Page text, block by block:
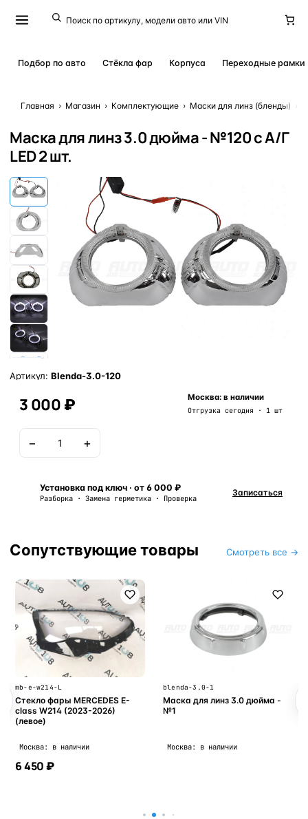
Подбор по авто Стёкла фар Корпуса Переходные рамки
Главная › Магазин › Комплектующие › Маски для линз (бленды) ›
Маска для линз 3.0 дюйма - №120 с А/Г
LED 2 шт.
Артикул: Blenda-3.0-120
3 000 ₽ Москва: в наличии
Отгрузка сегодня · 1 шт
− +
Установка под ключ · от 6 000 ₽
Разборка · Замена герметика · Проверка
Записаться
Сопутствующие товары Смотреть все →
mb-e-w214-L
Стекло фары MERCEDES E-
class W214 (2023-2026)
(левое)
Москва: в наличии
6 450 ₽
blenda-3.0-1
Маска для линз 3.0 дюйма -
№1
Москва: в наличии